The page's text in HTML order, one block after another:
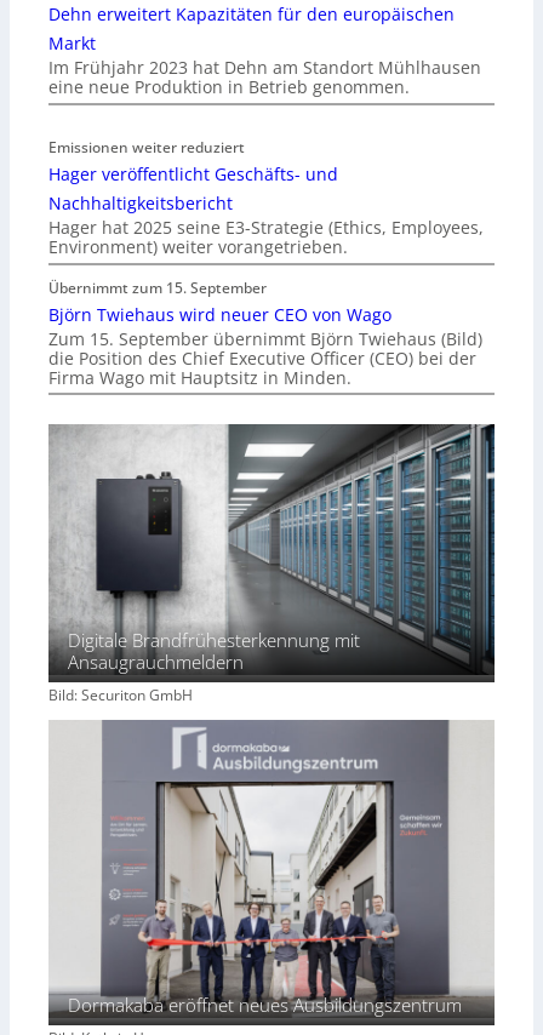
Dehn erweitert Kapazitäten für den europäischen
Markt
Im Frühjahr 2023 hat Dehn am Standort Mühlhausen
eine neue Produktion in Betrieb genommen.
Emissionen weiter reduziert
Hager veröffentlicht Geschäfts- und
Nachhaltigkeitsbericht
Hager hat 2025 seine E3-Strategie (Ethics, Employees,
Environment) weiter vorangetrieben.
Übernimmt zum 15. September
Björn Twiehaus wird neuer CEO von Wago
Zum 15. September übernimmt Björn Twiehaus (Bild)
die Position des Chief Executive Officer (CEO) bei der
Firma Wago mit Hauptsitz in Minden.
Digitale Brandfrühesterkennung mit
Ansaugrauchmeldern
Bild: Securiton GmbH
Dormakaba eröffnet neues Ausbildungszentrum